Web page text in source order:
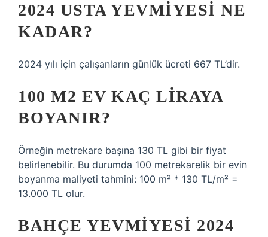
2024 USTA YEVMIYESI NE
KADAR?
2024 yılı için çalışanların günlük ücreti 667 TL’dir.
100 M2 EV KAÇ LIRAYA
BOYANIR?
Örneğin metrekare başına 130 TL gibi bir fiyat
belirlenebilir. Bu durumda 100 metrekarelik bir evin
boyanma maliyeti tahmini: 100 m² * 130 TL/m² =
13.000 TL olur.
BAHÇE YEVMIYESI 2024